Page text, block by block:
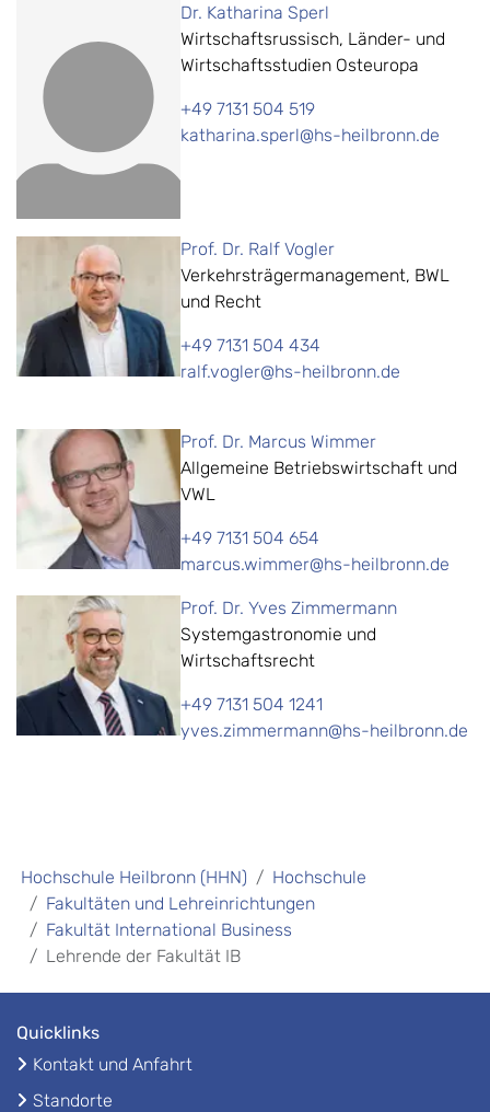
Dr. Katharina Sperl
Wirtschaftsrussisch, Länder- und
Wirtschaftsstudien Osteuropa
+49 7131 504 519
katharina.sperl@hs-heilbronn.de
Prof. Dr. Ralf Vogler
Verkehrsträgermanagement, BWL
und Recht
+49 7131 504 434
ralf.vogler@hs-heilbronn.de
Prof. Dr. Marcus Wimmer
Allgemeine Betriebswirtschaft und
VWL
+49 7131 504 654
marcus.wimmer@hs-heilbronn.de
Prof. Dr. Yves Zimmermann
Systemgastronomie und
Wirtschaftsrecht
+49 7131 504 1241
yves.zimmermann@hs-heilbronn.de
Hochschule Heilbronn (HHN)
Hochschule
Fakultäten und Lehreinrichtungen
Fakultät International Business
Lehrende der Fakultät IB
Quicklinks
Kontakt und Anfahrt
Standorte